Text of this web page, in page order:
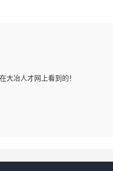
大冶人才网上看到的！